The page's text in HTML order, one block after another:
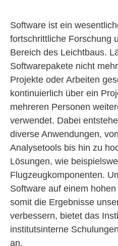
Software ist ein
fortschrittliche Forschung
Bereich des Leichtbaus.
Softwarepakete nicht
Projekte oder Arbeiten
kontinuierlich über ein
mehreren Personen
verwendet. Dabei
diverse Anwendungen,
Analysetools bis hin zu
Lösungen, wie
Flugzeugkomponenten.
Software auf einem
somit die Ergebnisse
verbessern, bietet das
institutsinterne
an.